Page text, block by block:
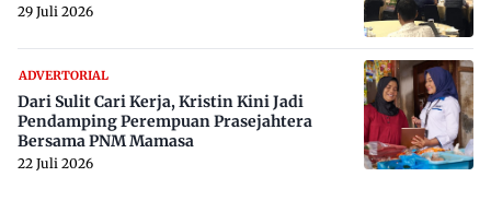
29 Juli 2026
ADVERTORIAL
Dari Sulit Cari Kerja, Kristin Kini Jadi
Pendamping Perempuan Prasejahtera
Bersama PNM Mamasa
22 Juli 2026